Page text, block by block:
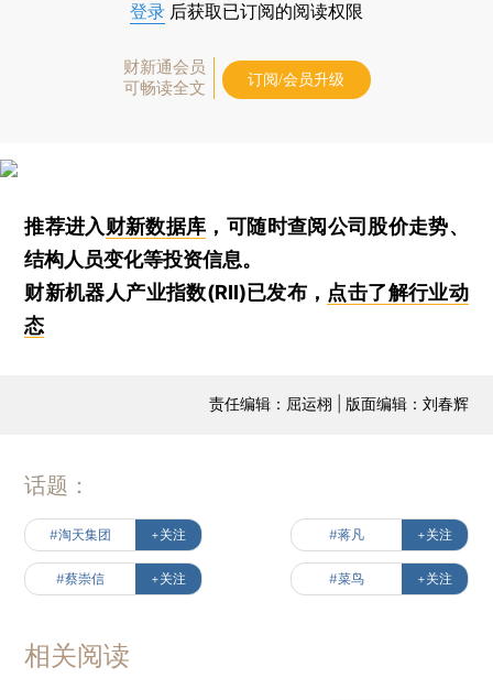
登录 后获取已订阅的阅读权限
财新通会员
可畅读全文
订阅/会员升级
推荐进入财新数据库 ，可随时查阅公司股价走势、
结构人员变化等投资信息。
财新机器人产业指数(RII)已发布， 点击了解行业动
态
责任编辑：屈运栩 | 版面编辑：刘春辉
话题：
#淘天集团 +关注 #蒋凡 +关注
#蔡崇信 +关注 #菜鸟 +关注
相关阅读